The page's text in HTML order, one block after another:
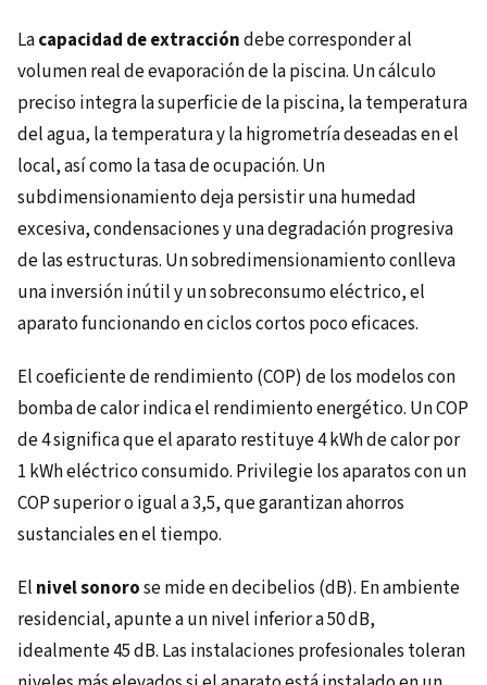
Lacapacidad de extraccióndebe corresponder al
volumen real de evaporación de la piscina. Un cálculo
preciso integra la superficie de la piscina, la temperatura
del agua, la temperatura y la higrometría deseadas en el
local, así como la tasa de ocupación. Un
subdimensionamiento deja persistir una humedad
excesiva, condensaciones y una degradación progresiva
de las estructuras. Un sobredimensionamiento conlleva
una inversión inútil y un sobreconsumo eléctrico, el
aparato funcionando en ciclos cortos poco eficaces.
El coeficiente de rendimiento (COP) de los modelos con
bomba de calor indica el rendimiento energético. Un COP
de 4 significa que el aparato restituye 4 kWh de calor por
1 kWh eléctrico consumido. Privilegie los aparatos con un
COP superior o igual a 3,5, que garantizan ahorros
sustanciales en el tiempo.
El nivel sonorose mide en decibelios (dB). En ambiente
residencial, apunte a un nivel inferior a 50 dB,
idealmente 45 dB. Las instalaciones profesionales toleran